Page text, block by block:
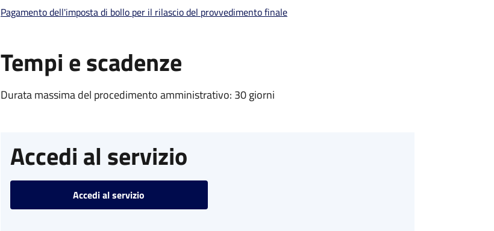
Pagamento dell'imposta di bollo per il rilascio del provvedimento finale
Tempi e scadenze
Durata massima del procedimento amministrativo: 30 giorni
Accedi al servizio
Accedi al servizio